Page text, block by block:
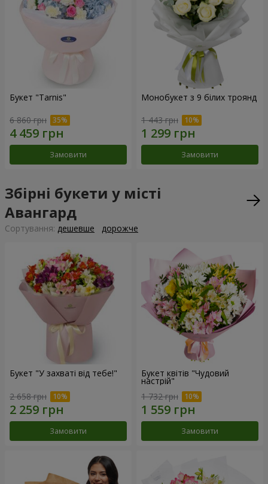
Букет "Tarnis"
6 860 грн
Замовити
Монобукет з 9 білих троянд
1 443 грн
Замовити
Збірні букети у місті
Авангард
Сортування: дешевше дорожче
Букет "У захваті від тебе!"
2 658 грн
Замовити
Букет квітів "Чудовий
настрій"
1 732 грн
Замовити